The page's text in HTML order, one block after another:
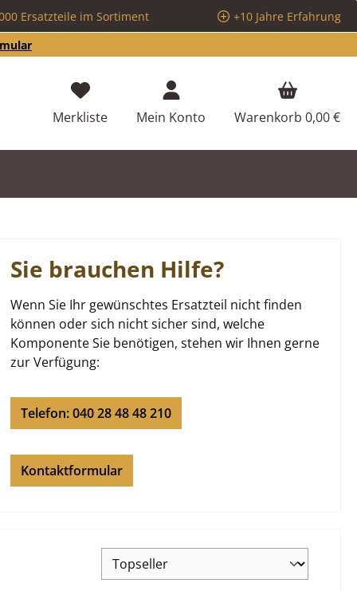
Ersatzteile im Sortiment
+10 Jahre Erfahrung
MerklisteDu hast 0 Produkte auf dem Merkzettel
Mein Konto Warenkorb 0,00 €
Sie brauchen Hilfe?
Wenn Sie Ihr gewünschtes Ersatzteil nicht finden
können oder sich nicht sicher sind, welche
Komponente Sie benötigen, stehen wir Ihnen gerne
zur Verfügung:
Telefon: 040 28 48 48 210
Kontaktformular